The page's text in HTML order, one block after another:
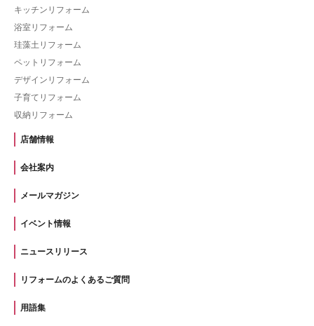
キッチンリフォーム
浴室リフォーム
珪藻土リフォーム
ペットリフォーム
デザインリフォーム
子育てリフォーム
収納リフォーム
店舗情報
会社案内
メールマガジン
イベント情報
ニュースリリース
リフォームのよくあるご質問
用語集